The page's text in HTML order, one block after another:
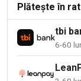
Plătește în
tbi
6-60